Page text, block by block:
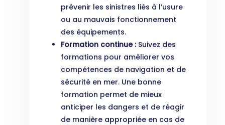
prévenir les sinistres liés à l’usure
ou au mauvais fonctionnement
des équipements.
Formation continue : Suivez des
formations pour améliorer vos
compétences de navigation et de
sécurité en mer. Une bonne
formation permet de mieux
anticiper les dangers et de réagir
de manière appropriée en cas de